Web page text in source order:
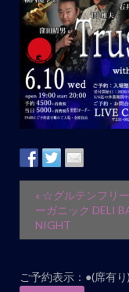
ナ
« ☆グルテンフリ
ーガニック DELI
NIGHT
ご予約表示：●(席有